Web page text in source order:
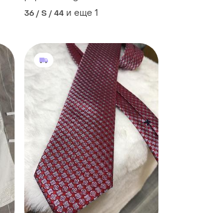
36 / S / 44 и еще 1